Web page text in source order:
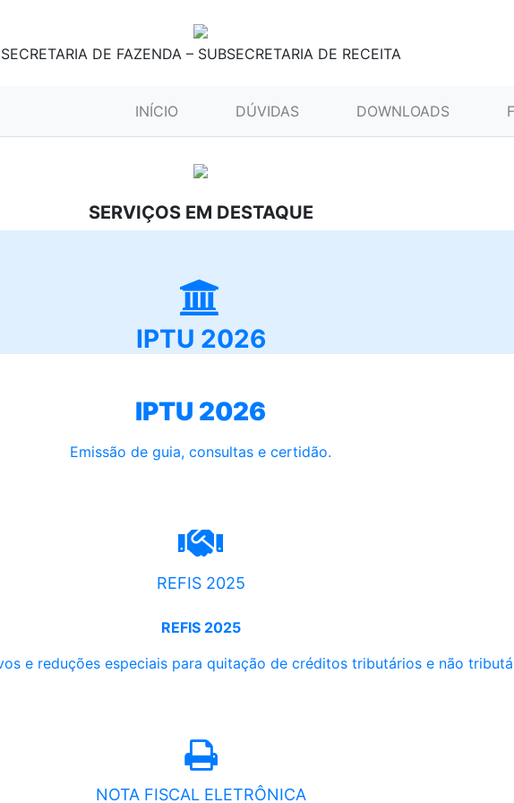
SECRETARIA DE FAZENDA – SUBSECRETARIA DE RECEITA
INÍCIO (CURRENT)DÚVIDAS DOWNLOADS
SERVIÇOS EM DESTAQUE
IPTU 2026
IPTU 2026
Emissão de guia, consultas e certidão.
REFIS 2025
REFIS 2025
e reduções especiais para quitação de créditos tributários e não
NOTA FISCAL ELETRÔNICA